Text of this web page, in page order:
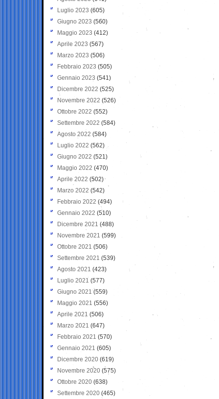
Luglio 2023 (605)
Giugno 2023 (560)
Maggio 2023 (412)
Aprile 2023 (567)
Marzo 2023 (506)
Febbraio 2023 (505)
Gennaio 2023 (541)
Dicembre 2022 (525)
Novembre 2022 (526)
Ottobre 2022 (552)
Settembre 2022 (584)
Agosto 2022 (584)
Luglio 2022 (562)
Giugno 2022 (521)
Maggio 2022 (470)
Aprile 2022 (502)
Marzo 2022 (542)
Febbraio 2022 (494)
Gennaio 2022 (510)
Dicembre 2021 (488)
Novembre 2021 (599)
Ottobre 2021 (506)
Settembre 2021 (539)
Agosto 2021 (423)
Luglio 2021 (577)
Giugno 2021(559)
Maggio 2021 (556)
Aprile 2021 (506)
Marzo 2021 (647)
Febbraio 2021 (570)
Gennaio 2021 (605)
Dicembre 2020 (619)
Novembre 2020 (575)
Ottobre 2020 (638)
Settembre 2020(465)